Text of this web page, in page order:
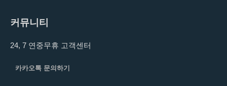
커뮤니티
24, 7 연중무휴 고객센터
카카오톡 문의하기